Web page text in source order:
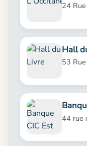
24
Hall
53
44 rue